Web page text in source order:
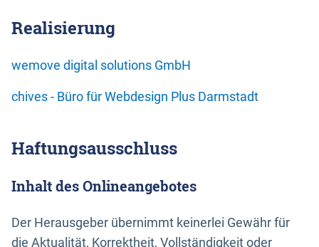
Realisierung
wemove digital solutions GmbH
chives - Büro für Webdesign Plus Darmstadt
Haftungsausschluss
Inhalt des Onlineangebotes
Der Herausgeber übernimmt keinerlei Gewähr für
die Aktualität, Korrektheit, Vollständigkeit oder